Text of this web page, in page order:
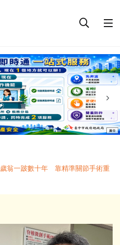
翁一跛數十年 靠精準關節手術重